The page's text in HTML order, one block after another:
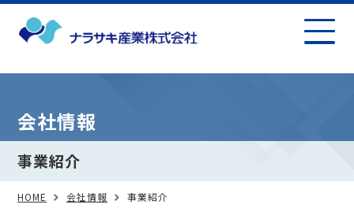
会社情報
事業紹介
HOME 会社情報 事業紹介